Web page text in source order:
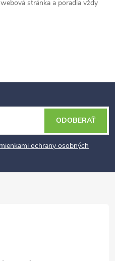
stránka a poradia vždy
ochrany osobných
ODOBERAŤ